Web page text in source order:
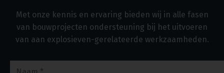
Met onze kennis en ervaring bieden wij in alle fasen
van bouwprojecten ondersteuning bij het uitvoeren
van aan explosieven-gerelateerde werkzaamheden.